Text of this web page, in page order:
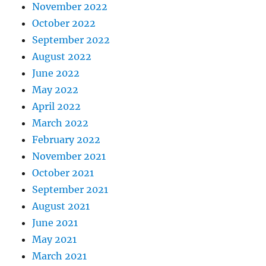
November 2022
October 2022
September 2022
August 2022
June 2022
May 2022
April 2022
March 2022
February 2022
November 2021
October 2021
September 2021
August 2021
June 2021
May 2021
March 2021